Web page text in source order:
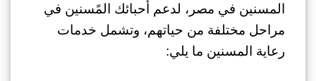
المسنين في مصر، لدعم أحبائك المًسنين في
مراحل مختلفة من حياتهم، وتشمل خدمات
رعاية المسنين ما يلي: